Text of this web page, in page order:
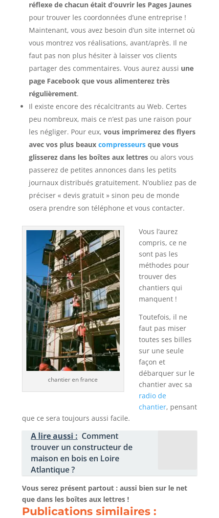
réflexe de chacun était d’ouvrir les Pages Jaunes
pour trouver les coordonnées d’une entreprise !
Maintenant, vous avez besoin d’un site internet où
vous montrez vos réalisations, avant/après. Il ne
faut pas non plus hésiter à laisser vos clients
partager des commentaires. Vous aurez aussi une
page Facebook que vous alimenterez très
régulièrement.
Il existe encore des récalcitrants au Web. Certes
peu nombreux, mais ce n’est pas une raison pour
les négliger. Pour eux, vous imprimerez des flyers
avec vos plus beaux compresseursque vous
glisserez dans les boîtes aux lettres ou alors vous
passerez de petites annonces dans les petits
journaux distribués gratuitement. N’oubliez pas de
préciser « devis gratuit » sinon peu de monde
osera prendre son téléphone et vous contacter.
chantier en france
Vous l’aurez
compris, ce ne
sont pas les
méthodes pour
trouver des
chantiers qui
manquent !
Toutefois, il ne
faut pas miser
toutes ses billes
sur une seule
façon et
débarquer sur le
chantier avec sa
radio de
chantier, pensant
que ce sera toujours aussi facile.
A lire aussi : Comment
trouver un constructeur de
maison en bois en Loire
Atlantique ?
Vous serez présent partout : aussi bien sur le net
que dans les boîtes aux lettres !
Publications similaires :